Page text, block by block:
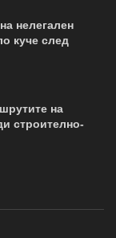
нелегален
куче след
на
строително-